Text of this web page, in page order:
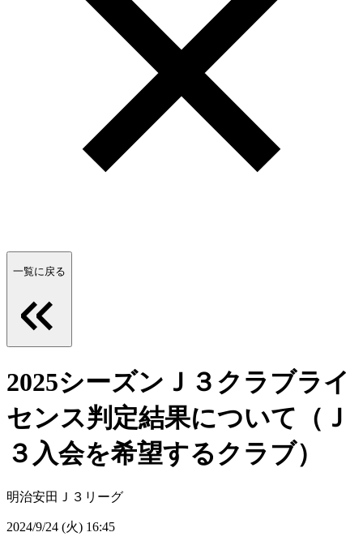
一覧に戻る
2025シーズンＪ３クラブライ
センス判定結果について（Ｊ
３入会を希望するクラブ）
明治安田Ｊ３リーグ
2024/9/24 (火) 16:45